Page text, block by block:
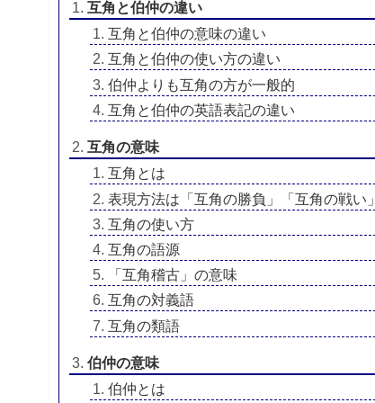
互角と伯仲の違い
互角と伯仲の意味の違い
互角と伯仲の使い方の違い
伯仲よりも互角の方が一般的
互角と伯仲の英語表記の違い
互角の意味
互角とは
表現方法は「互角の勝負」「互角の戦い」
互角の使い方
互角の語源
「互角稽古」の意味
互角の対義語
互角の類語
伯仲の意味
伯仲とは